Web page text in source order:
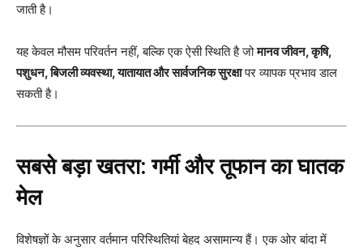
जाती है।
यह केवल मौसम परिवर्तन नहीं, बल्कि एक ऐसी स्थिति है जोमानव जीवन, कृषि,
पशुधन, बिजली व्यवस्था, यातायात और सार्वजनिक सुरक्षापर व्यापक प्रभाव डाल
सकती है।
सबसे बड़ा खतरा: गर्मी और तूफान का घातक
मेल
विशेषज्ञों के अनुसार वर्तमान परिस्थितियां बेहद असामान्य हैं। एक ओर बांदा में